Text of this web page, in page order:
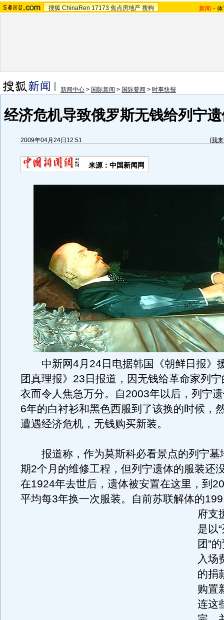
搜狐 ChinaRen 17173 焦点房地产 搜狗 新闻 -
新闻中心 > 国际新闻 > 国际要闻 > 时事快报
经济危机导致俄罗斯无钱给列宁
2009年04月24日12:51 [我
来源： 中国新闻网
中新网4月24日电据韩国《朝鲜日报》
团真理报》23日报道，因无钱给革命家列
衣而令人焦急万分。自2003年以后，列宁
6年的白衬衫和黑色西服到了该换的时候，
遭遇经济危机，无钱购买新装。
报道称，作为莫斯科必看景点的列宁墓
期2个月的维修工程，但列宁遗体的服装还
在1924年去世后，遗体被安置在这里，到
平均每3年换一次服装。 自前苏联解体的
府支
是以
团”
入场
的捐
购置
连这